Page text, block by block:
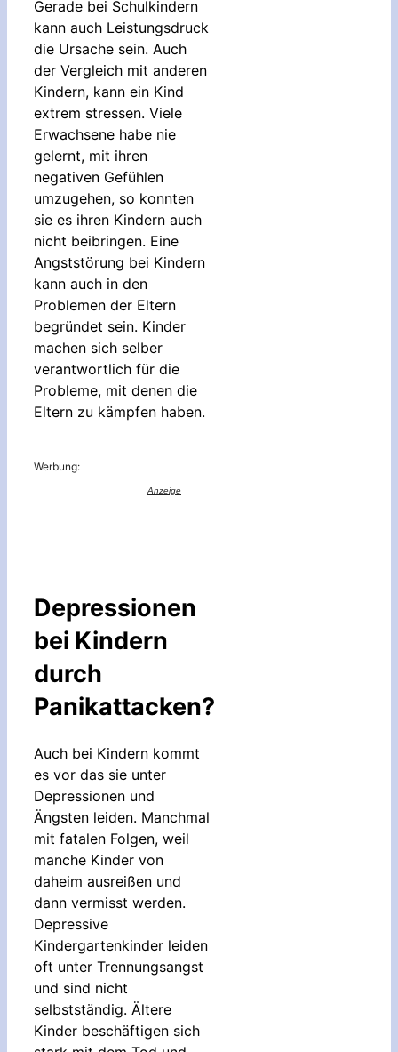
Gerade bei Schulkindern
kann auch Leistungsdruck
die Ursache sein. Auch
der Vergleich mit anderen
Kindern, kann ein Kind
extrem stressen. Viele
Erwachsene habe nie
gelernt, mit ihren
negativen Gefühlen
umzugehen, so konnten
sie es ihren Kindern auch
nicht beibringen. Eine
Angststörung bei Kindern
kann auch in den
Problemen der Eltern
begründet sein. Kinder
machen sich selber
verantwortlich für die
Probleme, mit denen die
Eltern zu kämpfen haben.
Werbung:
Depressionen
bei Kindern
durch
Panikattacken?
Auch bei Kindern kommt
es vor das sie unter
Depressionen und
Ängsten leiden. Manchmal
mit fatalen Folgen, weil
manche Kinder von
daheim ausreißen und
dann vermisst werden.
Depressive
Kindergartenkinder leiden
oft unter Trennungsangst
und sind nicht
selbstständig. Ältere
Kinder beschäftigen sich